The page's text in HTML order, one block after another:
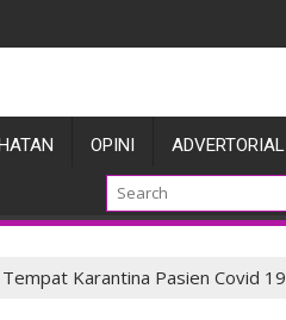
OPINI ADVERTORIAL
Karantina Pasien Covid 19